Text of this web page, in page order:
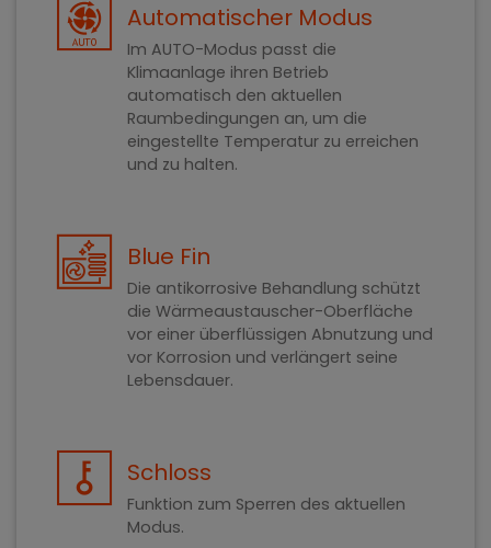
Automatischer Modus
Im AUTO-Modus passt die
Klimaanlage ihren Betrieb
automatisch den aktuellen
Raumbedingungen an, um die
eingestellte Temperatur zu erreichen
und zu halten.
Blue Fin
Die antikorrosive Behandlung schützt
die Wärmeaustauscher-Oberfläche
vor einer überflüssigen Abnutzung und
vor Korrosion und verlängert seine
Lebensdauer.
Schloss
Funktion zum Sperren des aktuellen
Modus.